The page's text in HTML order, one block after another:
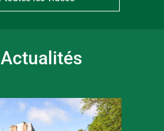
Actualités